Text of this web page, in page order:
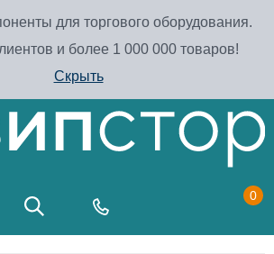
для торгового оборудования.
и более 1 000 000 товаров!
Скрыть
0